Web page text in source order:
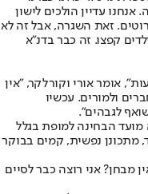
עדיין הולכים לישון
זאת השגרה, אבל זה לא
קפצו. זה כבר בדנ"א
אומר אורי וקורלקר, "אין
ולמורים. עכשיו
לגבהים".
הבחינה למופת בגלל
מתכונן נפשית, קמים בבוקר
מבחן? אני רוצה כבר לסיים